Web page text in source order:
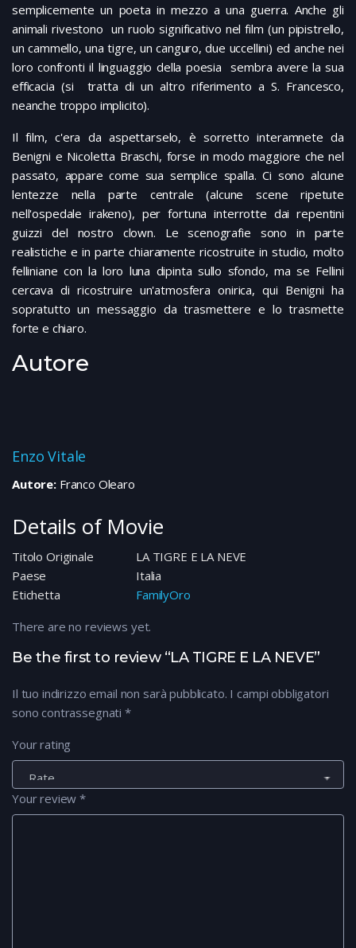
semplicemente un poeta in mezzo a una guerra. Anche gli
animali rivestono un ruolo significativo nel film (un pipistrello,
un cammello, una tigre, un canguro, due uccellini) ed anche nei
loro confronti il linguaggio della poesia sembra avere la sua
efficacia (si tratta di un altro riferimento a S. Francesco,
neanche troppo implicito).
Il film, c'era da aspettarselo, è sorretto interamnete da
Benigni e Nicoletta Braschi, forse in modo maggiore che nel
passato, appare come sua semplice spalla. Ci sono alcune
lentezze nella parte centrale (alcune scene ripetute
nell'ospedale irakeno), per fortuna interrotte dai repentini
guizzi del nostro clown. Le scenografie sono in parte
realistiche e in parte chiaramente ricostruite in studio, molto
felliniane con la loro luna dipinta sullo sfondo, ma se Fellini
cercava di ricostruire un'atmosfera onirica, qui Benigni ha
sopratutto un messaggio da trasmettere e lo trasmette
forte e chiaro.
Autore
Enzo Vitale
Autore:Franco Olearo
Details of Movie
Titolo Originale
LA TIGRE E LA NEVE
Paese
Italia
Etichetta
FamilyOro
Be the first to review “LA TIGRE E LA NEVE”
Il tuo indirizzo email non sarà pubblicato. I campi obbligatori
sono contrassegnati *
Your rating
Your review*
There are no reviews yet.